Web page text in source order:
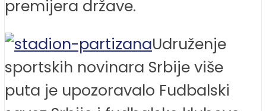
premijera države.
Udruženje
sportskih novinara Srbije više
puta je upozoravalo Fudbalski